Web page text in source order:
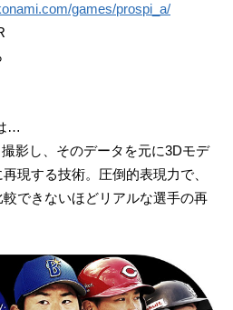
games/prospi_a/
…
影し、そのデータを元に3Dモデ
現する技術。圧倒的表現力で、
できないほどリアルな選手の再